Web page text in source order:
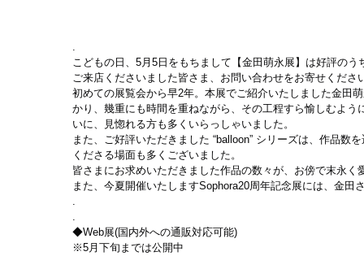
.
こどもの日、5月5日をもちまして【金田萌永展】は好評のう
ご来店くださいました皆さま、お問い合わせをお寄せくだ
初めての展覧会から早2年。本展でご紹介いたしました金田
かり、幾重にも時間を重ねながら、その工程すら愉しむよ
いに、見惚れる方も多くいらっしゃいました。
また、ご好評いただきました “balloon” シリーズは、作品数
くださる場面も多くございました。
皆さまにお求めいただきました作品の数々が、お傍で末永く
また、今夏開催いたしますSophora20周年記念展には、金田
.
.
◆Web展(国内外への通販対応可能)
※5月下旬までは公開中